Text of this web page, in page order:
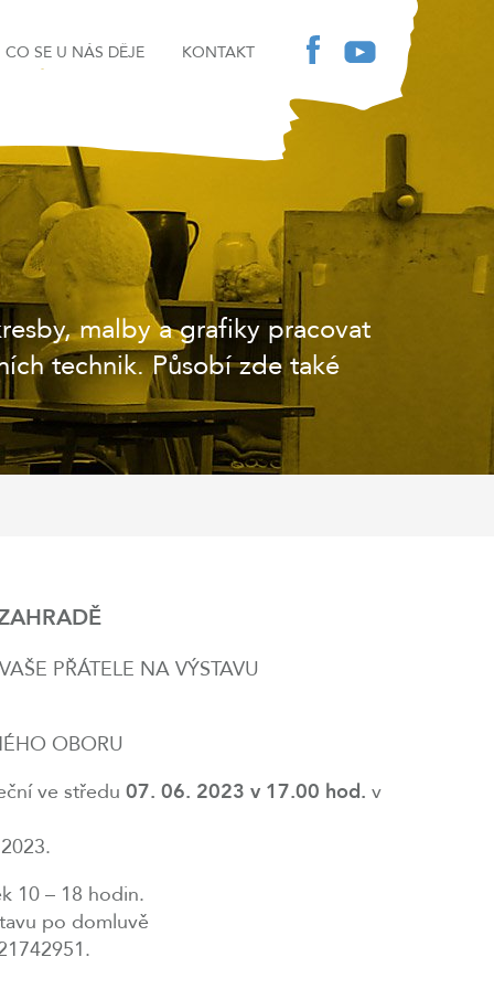
CO SE U NÁS DĚJE KONTAKT
malby a grafiky pracovat
technik. Působí zde také
PŘÁTELE NA VÝSTAVU
OBORU
ve středu 07. 06. 2023 v 17.00 hod. v
10 – 18 hodin.
po domluvě